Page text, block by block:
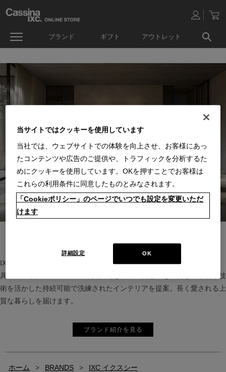
ブランド ギフト アウトレット
IXC（イクスシー）は、”Emotional Minimalism”を掲げるグローバル家
具ブランド。ヨーロッパの家具文化と日本の美意識を融合し、素材や技
術を活かした持続可能で洗練されたインテリアを提案。長く愛される上
質な暮らしを届けます。
ブランド紹介を見る
ホーム > BRANDS > IXC イクスシー
当サイトではクッキーを使用しています
当社では、ウェブサイトでの体験を向上させ、お客様にあっ
たコンテンツや広告のご提供や、トラフィックを分析するた
めにクッキーを使用しています。OKを押すことでお客様は
これらの利用条件に同意したものとみなされます。
「Cookieポリシー」のページでいつでも設定を変更いただ
けます
OK
詳細設定